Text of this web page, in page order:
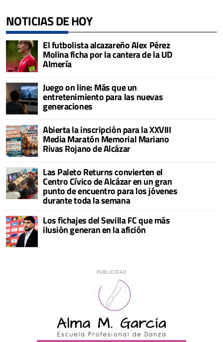
NOTICIAS DE HOY
El futbolista alcazareño Alex Pérez
Molina ficha por la cantera de la UD
Almería
Juego on line: Más que un
entretenimiento para las nuevas
generaciones
Abierta la inscripción para la XXVIII
Media Maratón Memorial Mariano
Rivas Rojano de Alcázar
Las Paleto Returns convierten el
Centro Cívico de Alcázar en un gran
punto de encuentro para los jóvenes
durante toda la semana
Los fichajes del Sevilla FC que más
ilusión generan en la afición